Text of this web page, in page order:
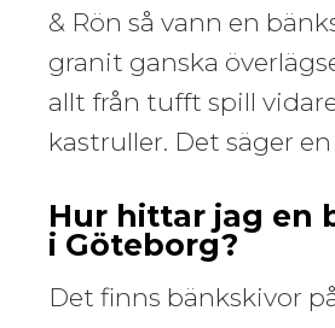
& Rön så vann en
granit ganska
allt från tufft spill
kastruller. Det säger en
Hur hittar jag en
i Göteborg?
Det finns bänkskivor